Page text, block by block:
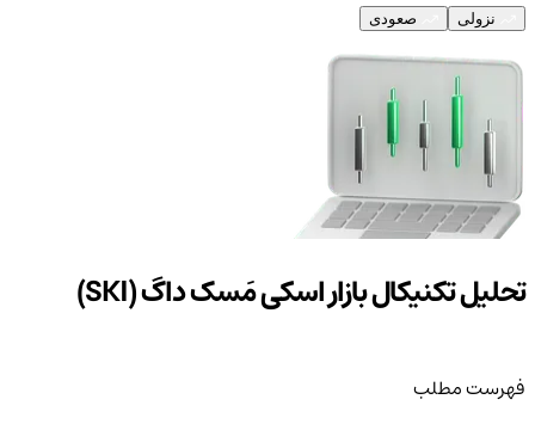
نزولی صعودی
تحلیل تکنیکال بازار اسکی مَسک داگ (SKI)
فهرست مطلب